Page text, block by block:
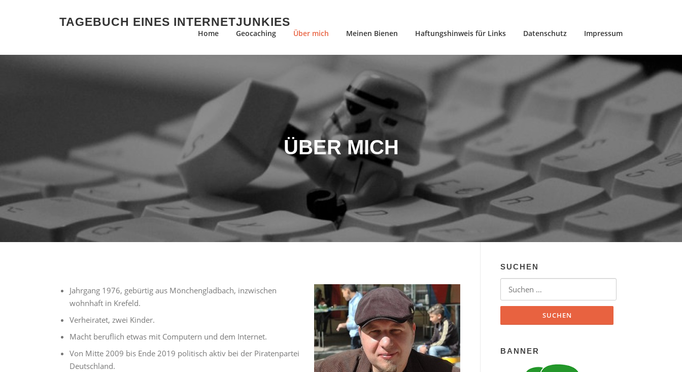
TAGEBUCH EINES INTERNETJUNKIES
Home Geocaching Über mich Meinen Bienen Haftungshinweis für Links Datenschutz Impressum
ÜBER MICH
Jahrgang 1976, gebürtig aus Mönchengladbach, inzwischen
wohnhaft in Krefeld.
Verheiratet, zwei Kinder.
Macht beruflich etwas mit Computern und dem Internet.
Von Mitte 2009 bis Ende 2019 politisch aktiv bei der Piratenpartei
Deutschland.
SUCHEN
Suchen nach:
BANNER